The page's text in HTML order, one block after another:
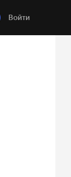
Войти